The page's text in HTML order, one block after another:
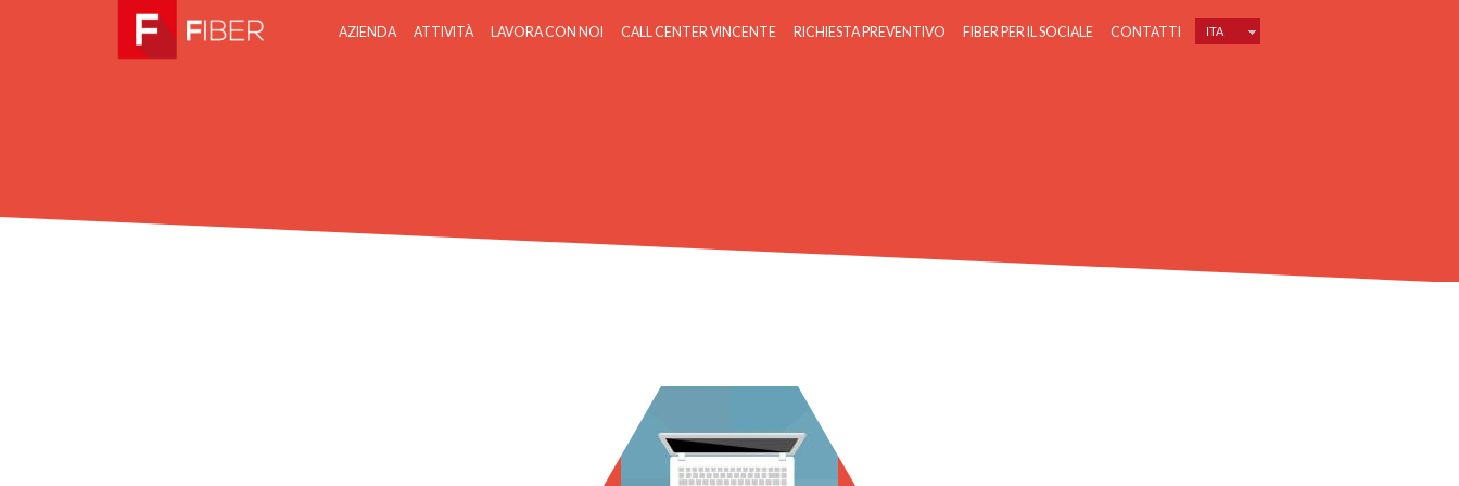
ITA
AZIENDA ATTIVITÀ LAVORA CON NOI CALL CENTER VINCENTE RICHIESTA PREVENTIVO FIBER PER IL SOCIALE CONTATTI